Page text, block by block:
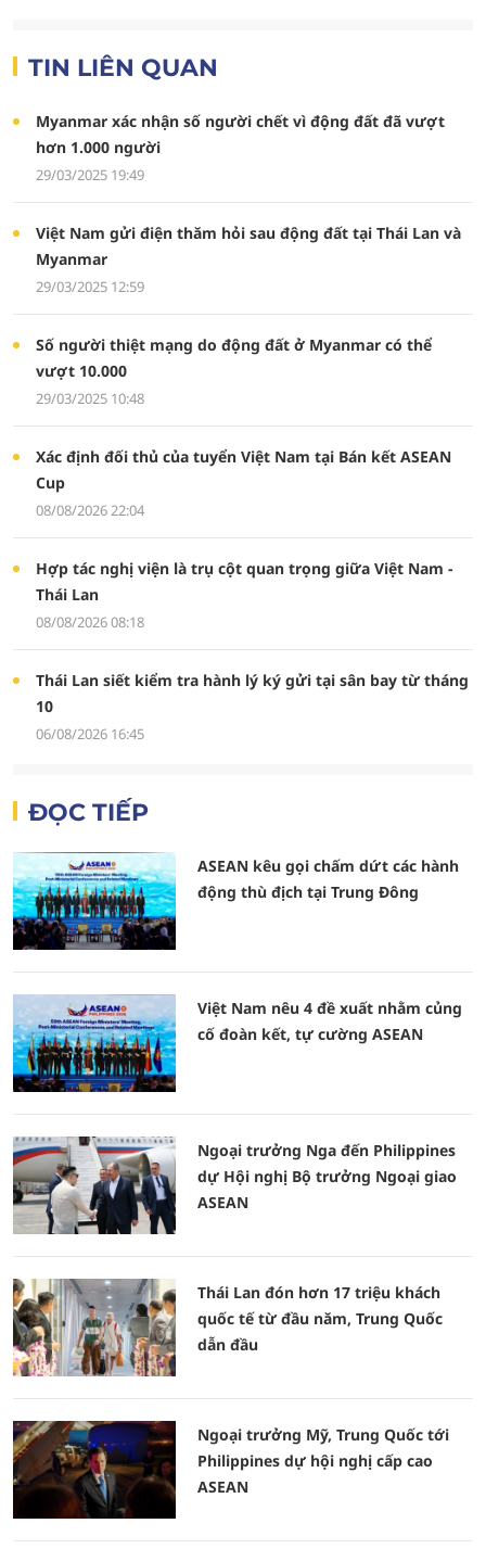
TIN LIÊN QUAN
Myanmar xác nhận số người chết vì động đất đã vượt
hơn 1.000 người
29/03/2025 19:49
Việt Nam gửi điện thăm hỏi sau động đất tại Thái Lan và
Myanmar
29/03/2025 12:59
Số người thiệt mạng do động đất ở Myanmar có thể
vượt 10.000
29/03/2025 10:48
Xác định đối thủ của tuyển Việt Nam tại Bán kết ASEAN
Cup
08/08/2026 22:04
Hợp tác nghị viện là trụ cột quan trọng giữa Việt Nam -
Thái Lan
08/08/2026 08:18
Thái Lan siết kiểm tra hành lý ký gửi tại sân bay từ tháng
10
06/08/2026 16:45
ĐỌC TIẾP
ASEAN kêu gọi chấm dứt các hành
động thù địch tại Trung Đông
Việt Nam nêu 4 đề xuất nhằm củng
cố đoàn kết, tự cường ASEAN
Ngoại trưởng Nga đến Philippines
dự Hội nghị Bộ trưởng Ngoại giao
ASEAN
Thái Lan đón hơn 17 triệu khách
quốc tế từ đầu năm, Trung Quốc
dẫn đầu
Ngoại trưởng Mỹ, Trung Quốc tới
Philippines dự hội nghị cấp cao
ASEAN